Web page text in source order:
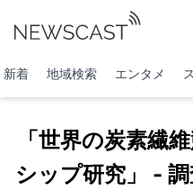
新着 地域検索 エンタメ
「世界の炭素繊
シップ研究」 -